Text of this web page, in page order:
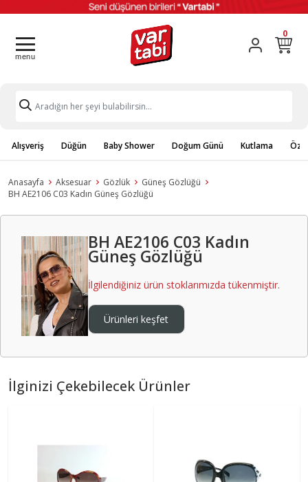
0
Alışveriş Düğün Baby Shower Doğum Günü Kutlama
Anasayfa Aksesuar Gözlük
Güneş Gözlüğü
BH AE2106 C03 Kadın Güneş Gözlüğü
BH AE2106 C03 Kadın
Güneş Gözlüğü
İlgilendiğiniz ürün stoklarımızda tükenmiştir.
Ürünleri keşfet
İlginizi Çekebilecek Ürünler